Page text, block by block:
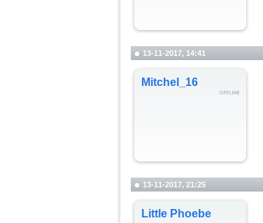
13-11-2017, 14:41
Mitchel_16
13-11-2017, 21:25
Little Phoebe